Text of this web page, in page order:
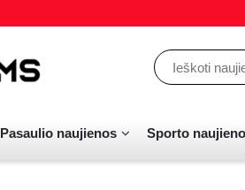
Pasaulio naujienos Sporto